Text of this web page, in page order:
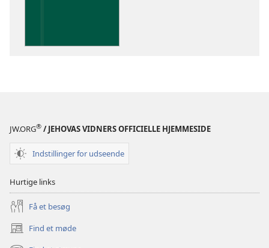
JW.ORG® / JEHOVAS VIDNERS OFFICIELLE HJEMMESIDE
Indstillinger for udseende
Hurtige links
Få et besøg
Find et møde
(åbner
nyt